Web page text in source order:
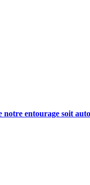
notre entourage soit